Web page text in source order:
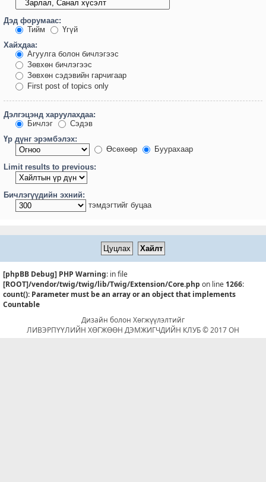
Дэд форумаас:
Тийм
Үгүй
Хайхдаа:
Агуулга болон бичлэгээс
Зөвхөн бичлэгээс
Зөвхөн сэдэвийн гарчигаар
First post of topics only
Дэлгэцэнд харуулахдаа:
Бичлэг
Сэдэв
Үр дүнг эрэмбэлэх:
Өсөхөөр
Буурахаар
Limit results to previous:
Бичлэгүүдийн эхний:
тэмдэгтийг буцаа
[phpBB Debug] PHP Warning: in file
[ROOT]/vendor/twig/twig/lib/Twig/Extension/Core.php on line 1266:
count(): Parameter must be an array or an object that implements
Countable
Дизайн болон Хөгжүүлэлтийг
ЛИВЭРПҮҮЛИЙН ХӨГЖӨӨН ДЭМЖИГЧДИЙН КЛУБ © 2017 ОН